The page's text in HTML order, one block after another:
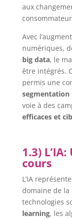
aux
Avec
numériques,
big data, le
être intégrés.
permis une
segmentation
voie à des
efficaces et
1.3)
cours
L’IA
domaine de la
technologies
learning, les